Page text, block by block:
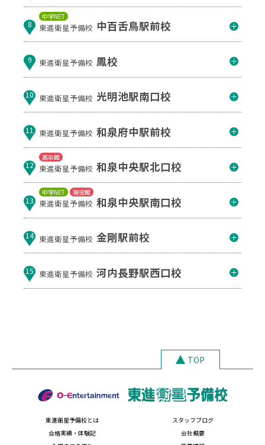
中学NET
8 東進衛星予備校 中百舌鳥駅前校
9 東進衛星予備校 鳳校
10 東進衛星予備校 光明池駅南口校
11 東進衛星予備校 和泉府中駅前校
高卒館
12 東進衛星予備校 和泉中央駅北口校
中学NET 現役館
13 東進衛星予備校 和泉中央駅南口校
14 東進衛星予備校 金剛駅前校
15 東進衛星予備校 河内長野駅西口校
TOP
東進衛星予備校とは
スタッフブログ
合格実績・体験記
会社概要